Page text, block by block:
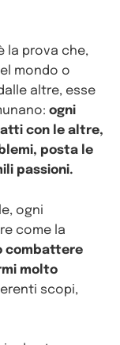
la prova che,
mondo o
altre, esse
ogni
con le altre,
posta le
passioni.
ogni
come la
combattere
molto
scopi,